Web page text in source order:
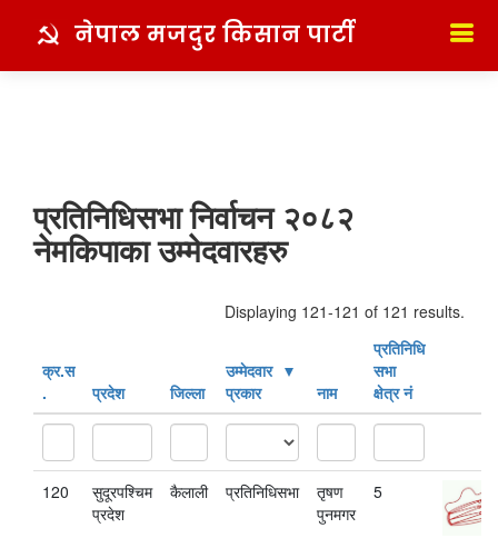
नेपाल मजदुर किसान पार्टी
प्रतिनिधिसभा निर्वाचन २०८२
नेमकिपाका उम्मेदवारहरु
Displaying 121-121 of 121 results.
क्र‍.स‌
.
प्रदेश जिल्ला
उम्मेदवार
प्रकार
नाम
प्रतिनिधि
सभा
क्षेत्र नं
120
सुदूरपश्चिम
प्रदेश
कैलाली प्रतिनिधिसभा
तृषण
पुनमगर
5